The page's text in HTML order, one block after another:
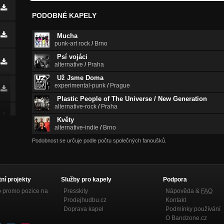
PODOBNÉ KAPELY
Mucha
punk-art rock / Brno
Psí vojáci
alternative / Praha
Už Jsme Doma
experimental-punk / Prague
Plastic People of The Universe / New Generation
alternative-rock / Praha
Květy
alternative-indie / Brno
Podobnost se určuje podle počtu společných fanoušků.
projekty
promo pozice na
Služby pro kapely
Presskity
Prodejhudbu.cz
Doprava kapel
Podpora
Nápověda & FAQ
Kontakt
Podmínky používání
O Bandzone.cz